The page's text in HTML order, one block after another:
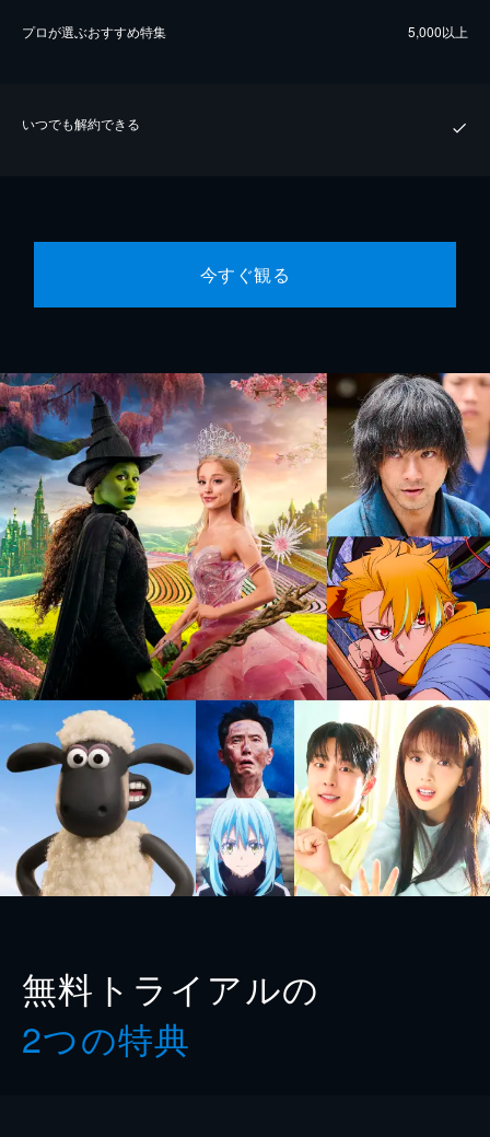
プロが選ぶおすすめ特集 5,000以上
いつでも解約できる
今すぐ観る
無料トライアルの
2つの特典